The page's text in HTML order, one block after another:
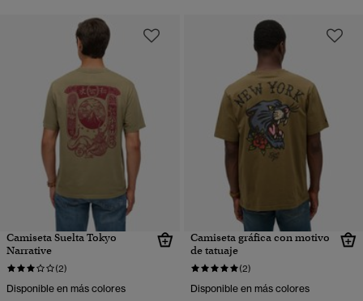
Camiseta Suelta Tokyo
Narrative
(2)
Disponible en más colores
Camiseta gráfica con motivo
de tatuaje
(2)
Disponible en más colores